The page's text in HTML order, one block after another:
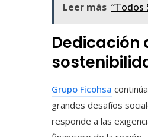
Leer más “Todos
Dedicación
Grupo Ficohsa
grandes desafíos
responde a las